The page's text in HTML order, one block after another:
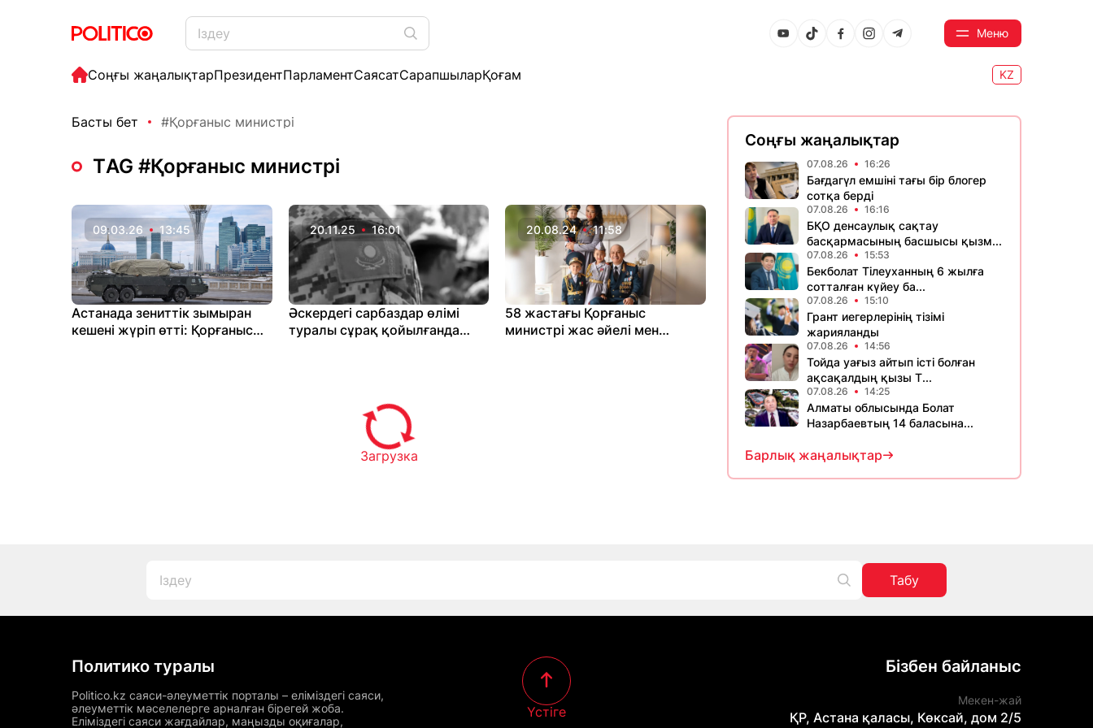
Меню
Соңғы жаңалықтарПрезидентПарламентСаясатСарапшыларҚоғам KZ
Басты бет #Қорғаныс министрі
ТAG #Қорғаныс министрі
09.03.26 13:45
Астанада зениттік зымыран
кешені жүріп өтті: Қорғаныс
20.11.25 16:01
Әскердегі сарбаздар өлімі
туралы сұрақ қойылғанда
20.08.24 11:58
58 жастағы Қорғаныс
министрі жас әйелі мен
Загрузка
Соңғы жаңалықтар
07.08.26 16:26
Бағдагүл емшіні тағы бір блогер
сотқа берді
07.08.26 16:16
БҚО денсаулық сақтау
басқармасының басшысы қызм...
07.08.26 15:53
Бекболат Тілеуханның 6 жылға
сотталған күйеу ба...
07.08.26 15:10
Грант иегерлерінің тізімі
жарияланды
07.08.26 14:56
Тойда уағыз айтып істі болған
ақсақалдың қызы Т...
07.08.26 14:25
Алматы облысында Болат
Назарбаевтың 14 баласына...
Барлық жаңалықтар
Табу
Политико туралы
Politico.kz саяси-әлеуметтік порталы – еліміздегі саяси,
әлеуметтік мәселелерге арналған бірегей жоба.
Еліміздегі саяси жағдайлар, маңызды оқиғалар,
Үстіге
Бізбен байланыс
Мекен-жай
ҚР, Астана қаласы, Көксай, дом 2/5